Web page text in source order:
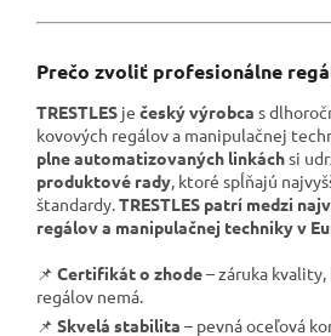
Prečo zvoliť profesionálne
TRESTLES je český výrobca s
kovových regálov a manipulačnej
plne automatizovaných linkáchsi
produktové rady , ktoré spĺňajú
štandardy. TRESTLES patrí medzi
regálov a manipulačnej techniky v
📌 Certifikát o zhode– záruka
regálov nemá.
📌 Skvelá stabilita – pevná oceľová